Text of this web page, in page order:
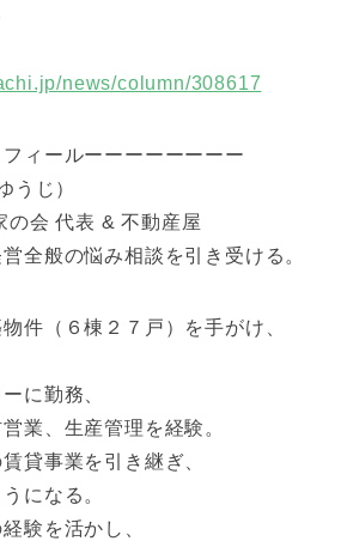
news/column/308617
ィールーーーーーーーー
うじ）
の会 代表 & 不動産屋
全般の悩み相談を引き受ける。
件（６棟２７戸）を手がけ、
に勤務、
業、生産管理を経験。
貸事業を引き継ぎ、
になる。
験を活かし、